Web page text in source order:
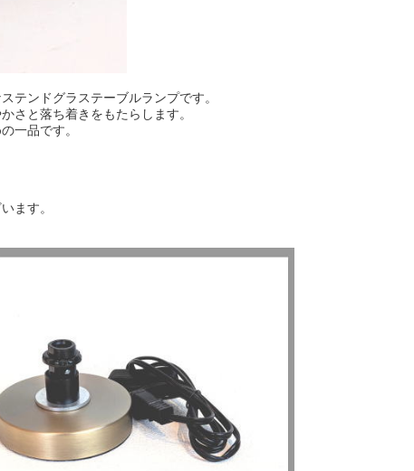
テンドグラステーブルランプです。
さと落ち着きをもたらします。
一品です。
ます。